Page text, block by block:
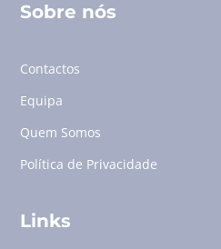
Sobre nós
Contactos
Equipa
Quem Somos
Política de Privacidade
Links